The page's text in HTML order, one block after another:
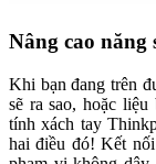
Nâng cao năng
Khi bạn đang trên
sẽ ra sao, hoặc
tính xách tay
hai điều đó! Kết